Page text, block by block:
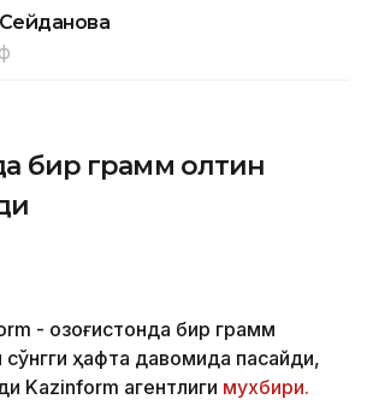
бир грамм олтин
- Қозоғистонда бир грамм
сўнгги ҳафта давомида пасайди,
Kazinform агентлиги мухбири.